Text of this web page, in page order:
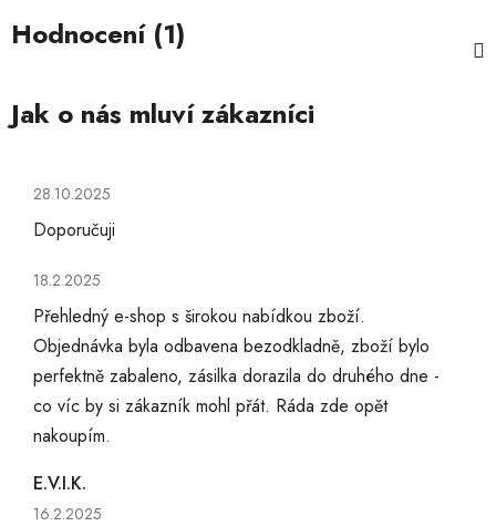
Hodnocení (1)
Hodnocení obchodu je 5 z 5 hvězdiček.
28.10.2025
Doporučuji
Hodnocení obchodu je 5 z 5 hvězdiček.
18.2.2025
Přehledný e-shop s širokou nabídkou zboží.
Objednávka byla odbavena bezodkladně, zboží bylo
perfektně zabaleno, zásilka dorazila do druhého dne -
co víc by si zákazník mohl přát. Ráda zde opět
nakoupím.
E.V.I.K.
Hodnocení obchodu je 5 z 5 hvězdiček.
16.2.2025